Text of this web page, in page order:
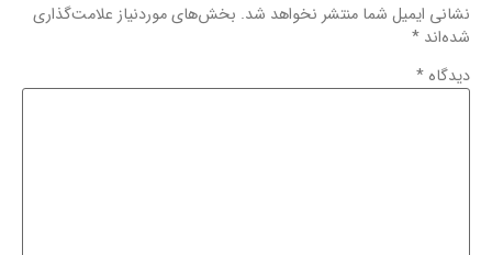
نشانی ایمیل شما منتشر نخواهد شد. بخش‌های موردنیاز علامت‌گذاری
شده‌اند *
دیدگاه *